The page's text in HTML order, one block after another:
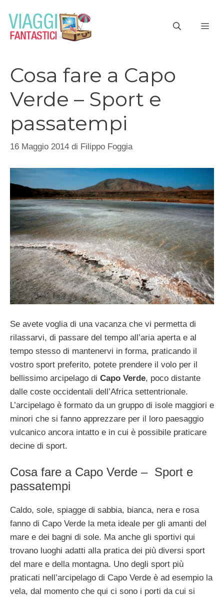
contenuto
Cosa fare a Capo
Verde – Sport e
passatempi
16 Maggio 2014 di Filippo Foggia
Se avete voglia di una vacanza che vi permetta di
rilassarvi, di passare del tempo all’aria aperta e al
tempo stesso di mantenervi in forma, praticando il
vostro sport preferito, potete prendere il volo per il
bellissimo arcipelago di Capo Verde, poco distante
dalle coste occidentali dell’Africa settentrionale.
L’arcipelago è formato da un gruppo di isole maggiori e
minori che si fanno apprezzare per il loro paesaggio
vulcanico ancora intatto e in cui è possibile praticare
decine di sport.
Cosa fare a Capo Verde – Sport e
passatempi
Caldo, sole, spiagge di sabbia, bianca, nera e rosa
fanno di Capo Verde la meta ideale per gli amanti del
mare e dei bagni di sole. Ma anche gli sportivi qui
trovano luoghi adatti alla pratica dei più diversi sport
del mare e della montagna. Uno degli sport più
praticati nell’arcipelago di Capo Verde è ad esempio la
vela, dal momento che qui ci sono i porti da cui si